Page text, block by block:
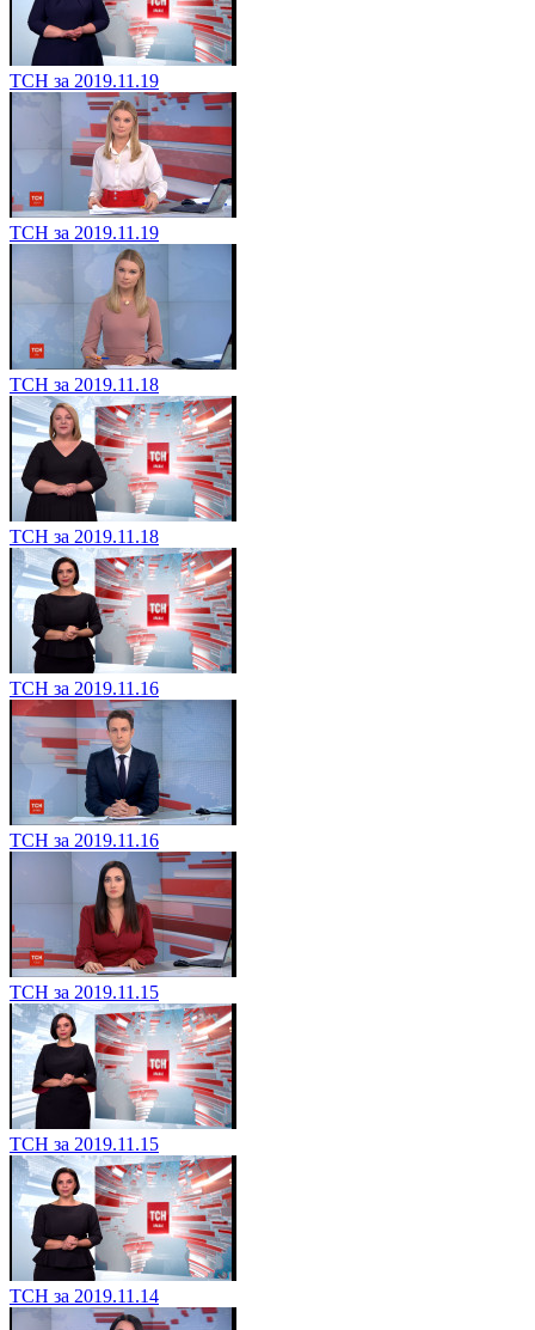
ТСН за 2019.11.19
ТСН за 2019.11.19
ТСН за 2019.11.18
ТСН за 2019.11.18
ТСН за 2019.11.16
ТСН за 2019.11.16
ТСН за 2019.11.15
ТСН за 2019.11.15
ТСН за 2019.11.14